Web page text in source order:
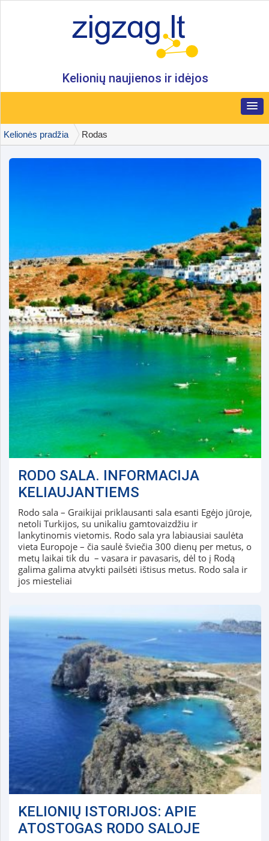
Kelionių naujienos ir idėjos
Kelionės pradžia Rodas
RODO SALA. INFORMACIJA
KELIAUJANTIEMS
Rodo sala – Graikijai priklausanti sala esanti Egėjo jūroje,
netoli Turkijos, su unikaliu gamtovaizdžiu ir
lankytinomis vietomis. Rodo sala yra labiausiai saulėta
vieta Europoje – čia saulė šviečia 300 dienų per metus, o
metų laikai tik du – vasara ir pavasaris, dėl to į Rodą
galima galima atvykti pailsėti ištisus metus. Rodo sala ir
jos miesteliai
KELIONIŲ ISTORIJOS: APIE
ATOSTOGAS RODO SALOJE